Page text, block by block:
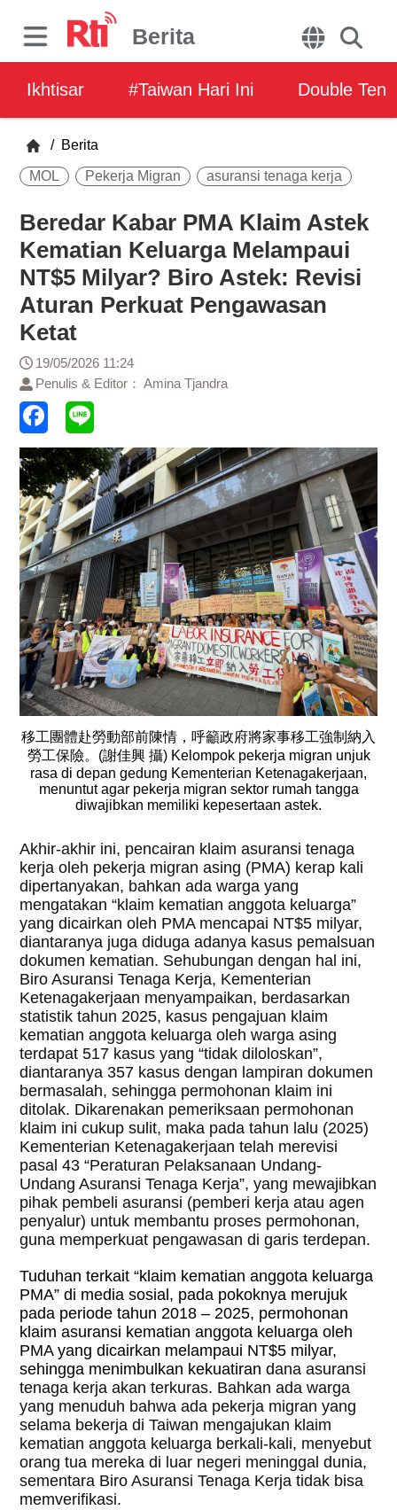
Berita
Ikhtisar #Taiwan Hari Ini Double Ten
/ Berita
MOL Pekerja Migran asuransi tenaga kerja
Beredar Kabar PMA Klaim Astek
Kematian Keluarga Melampaui
NT$5 Milyar? Biro Astek: Revisi
Aturan Perkuat Pengawasan
Ketat
19/05/2026 11:24
Penulis & Editor： Amina Tjandra
移工團體赴勞動部前陳情，呼籲政府將家事移工強制納入
勞工保險。(謝佳興 攝) Kelompok pekerja migran unjuk
rasa di depan gedung Kementerian Ketenagakerjaan,
menuntut agar pekerja migran sektor rumah tangga
diwajibkan memiliki kepesertaan astek.
Akhir-akhir ini, pencairan klaim asuransi tenaga
kerja oleh pekerja migran asing (PMA) kerap kali
dipertanyakan, bahkan ada warga yang
mengatakan “klaim kematian anggota keluarga”
yang dicairkan oleh PMA mencapai NT$5 milyar,
diantaranya juga diduga adanya kasus pemalsuan
dokumen kematian. Sehubungan dengan hal ini,
Biro Asuransi Tenaga Kerja, Kementerian
Ketenagakerjaan menyampaikan, berdasarkan
statistik tahun 2025, kasus pengajuan klaim
kematian anggota keluarga oleh warga asing
terdapat 517 kasus yang “tidak diloloskan”,
diantaranya 357 kasus dengan lampiran dokumen
bermasalah, sehingga permohonan klaim ini
ditolak. Dikarenakan pemeriksaan permohonan
klaim ini cukup sulit, maka pada tahun lalu (2025)
Kementerian Ketenagakerjaan telah merevisi
pasal 43 “Peraturan Pelaksanaan Undang-
Undang Asuransi Tenaga Kerja”, yang mewajibkan
pihak pembeli asuransi (pemberi kerja atau agen
penyalur) untuk membantu proses permohonan,
guna memperkuat pengawasan di garis terdepan.
Tuduhan terkait “klaim kematian anggota keluarga
PMA” di media sosial, pada pokoknya merujuk
pada periode tahun 2018 – 2025, permohonan
klaim asuransi kematian anggota keluarga oleh
PMA yang dicairkan melampaui NT$5 milyar,
sehingga menimbulkan kekuatirandana asuransi
tenaga kerja akan terkuras. Bahkan ada warga
yang menuduh bahwa ada pekerja migran yang
selama bekerja di Taiwan mengajukan klaim
kematian anggota keluarga berkali-kali, menyebut
orang tua mereka di luar negeri meninggal dunia,
sementara Biro Asuransi Tenaga Kerja tidak bisa
memverifikasi.